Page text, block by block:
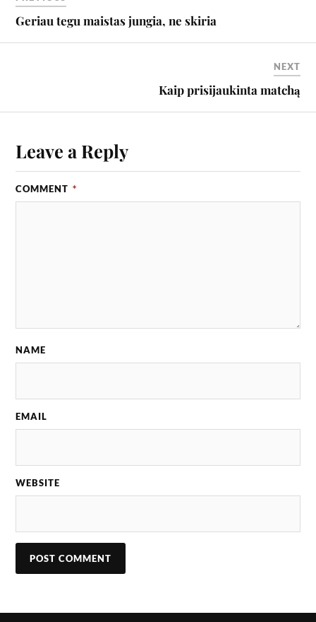
Geriau tegu maistas jungia, ne skiria
NEXT
Kaip prisijaukinta matchą
Leave a Reply
COMMENT *
NAME
EMAIL
WEBSITE